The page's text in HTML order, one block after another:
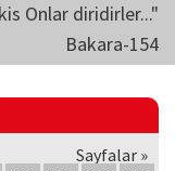
Onlar diridirler..."
Bakara-154
Sayfalar »